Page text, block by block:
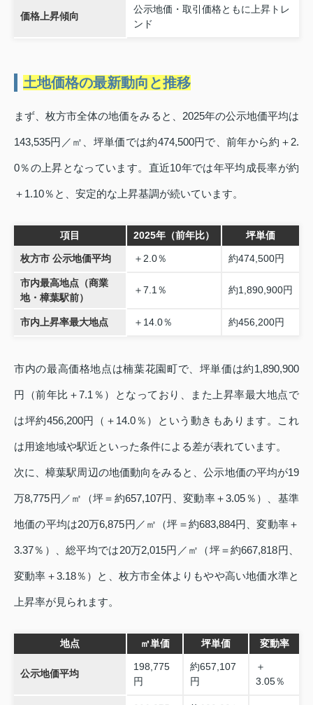
価格上昇傾向
公示地価・取引価格ともに上昇トレ
ンド
土地価格の最新動向と推移
まず、枚方市全体の地価をみると、2025年の公示地価平均は
143,535円／㎡、坪単価では約474,500円で、前年から約＋2.
0％の上昇となっています。直近10年では年平均成長率が約
＋1.10％と、安定的な上昇基調が続いています。
項目 2025年（前年比） 坪単価
枚方市 公示地価平均 ＋2.0％ 約474,500円
市内最高地点（商業
地・樟葉駅前）
＋7.1％ 約1,890,900円
市内上昇率最大地点 ＋14.0％ 約456,200円
市内の最高価格地点は楠葉花園町で、坪単価は約1,890,900
円（前年比＋7.1％）となっており、また上昇率最大地点で
は坪約456,200円（＋14.0％）という動きもあります。これ
は用途地域や駅近といった条件による差が表れています。
次に、樟葉駅周辺の地価動向をみると、公示地価の平均が19
万8,775円／㎡（坪＝約657,107円、変動率＋3.05％）、基準
地価の平均は20万6,875円／㎡（坪＝約683,884円、変動率＋
3.37％）、総平均では20万2,015円／㎡（坪＝約667,818円、
変動率＋3.18％）と、枚方市全体よりもやや高い地価水準と
上昇率が見られます。
地点 ㎡単価 坪単価 変動率
公示地価平均
198,775
円
約657,107
円
＋
3.05％